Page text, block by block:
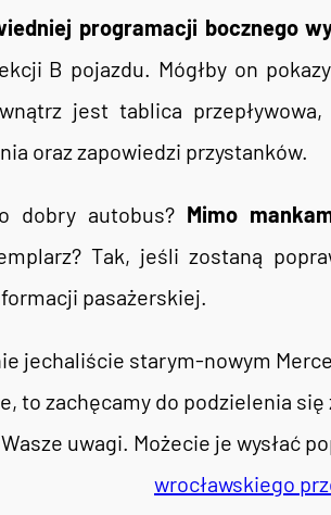
programacji bocznego
B pojazdu. Mógłby on
jest tablica
oraz zapowiedzi przystanków.
dobry autobus? Mimo
Tak, jeśli zostaną
pasażerskiej.
jechaliście starym-nowym
to zachęcamy do podzielenia
uwagi. Możecie je wysłać
wrocławskiego